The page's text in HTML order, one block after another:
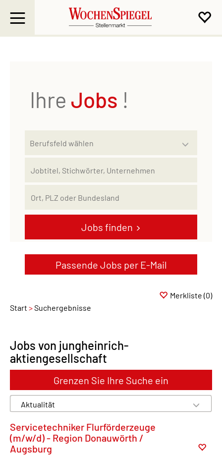
Passende Jobs per E-Mail
Ihre Jobs !
Jobs finden
Start Suchergebnisse
Merkliste (0)
Jobs von jungheinrich-
aktiengesellschaft
Grenzen Sie Ihre Suche ein
Servicetechniker Flurförderzeuge
(m/w/d) - Region Donauwörth /
Augsburg